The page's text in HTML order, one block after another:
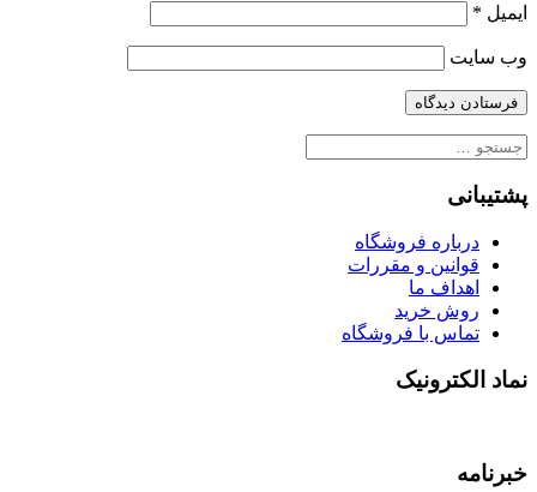
ایمیل *
وب‌ سایت
جستجو
پشتیبانی
درباره فروشگاه
قوانین و مقررات
اهداف ما
روش خرید
تماس با فروشگاه
نماد الکترونیک
خبرنامه